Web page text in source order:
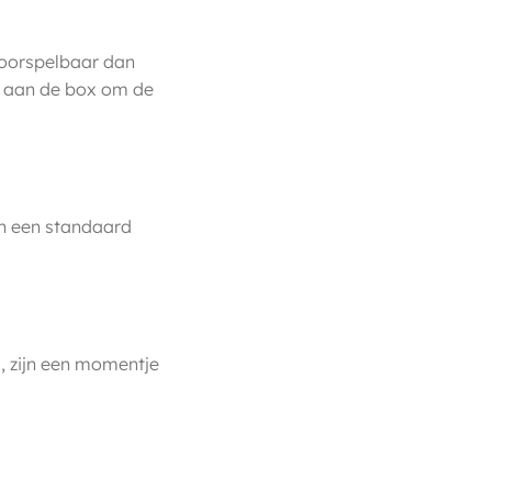
dan
de box om de
een standaard
zijn een momentje